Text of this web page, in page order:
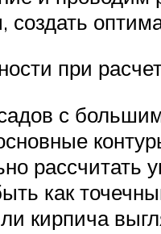
создать
при
с большим
рассчитать
как
кирпича